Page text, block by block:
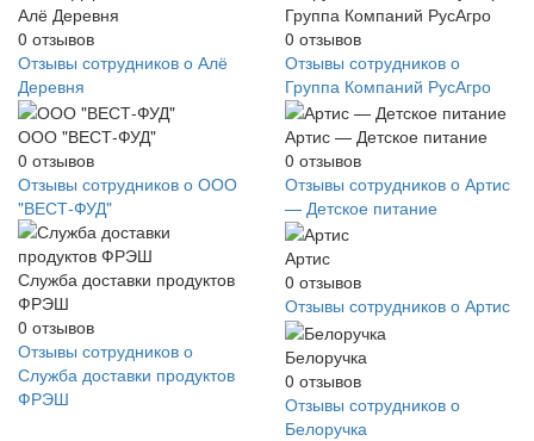
Алё Деревня
0 отзывов
Отзывы сотрудников о Алё
Деревня
Группа Компаний РусАгро
0 отзывов
Отзывы сотрудников о
Группа Компаний РусАгро
ООО "ВЕСТ-ФУД"
0 отзывов
Отзывы сотрудников о ООО
"ВЕСТ-ФУД"
Артис — Детское питание
0 отзывов
Отзывы сотрудников о Артис
— Детское питание
Служба доставки продуктов
ФРЭШ
0 отзывов
Отзывы сотрудников о
Служба доставки продуктов
ФРЭШ
Артис
0 отзывов
Отзывы сотрудников о Артис
Белоручка
0 отзывов
Отзывы сотрудников о
Белоручка